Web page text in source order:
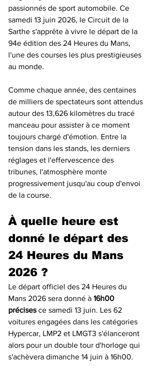
passionnés de sport automobile. Ce
samedi 13 juin 2026, le Circuit de la
Sarthe s'apprête à vivre le départ de la
94e édition des 24 Heures du Mans,
l'une des courses les plus prestigieuses
au monde.
Comme chaque année, des centaines
de milliers de spectateurs sont attendus
autour des 13,626 kilomètres du tracé
manceau pour assister à ce moment
toujours chargé d'émotion. Entre la
tension dans les stands, les derniers
réglages et l'effervescence des
tribunes, l'atmosphère monte
progressivement jusqu'au coup d'envoi
de la course.
À quelle heure est
donné le départ des
24 Heures du Mans
2026 ?
Le départ officiel des 24 Heures du
Mans 2026 sera donné à 16h00
précises ce samedi 13 juin. Les 62
voitures engagées dans les catégories
Hypercar, LMP2 et LMGT3 s'élanceront
alors pour un double tour d'horloge qui
s'achèvera dimanche 14 juin à 16h00.